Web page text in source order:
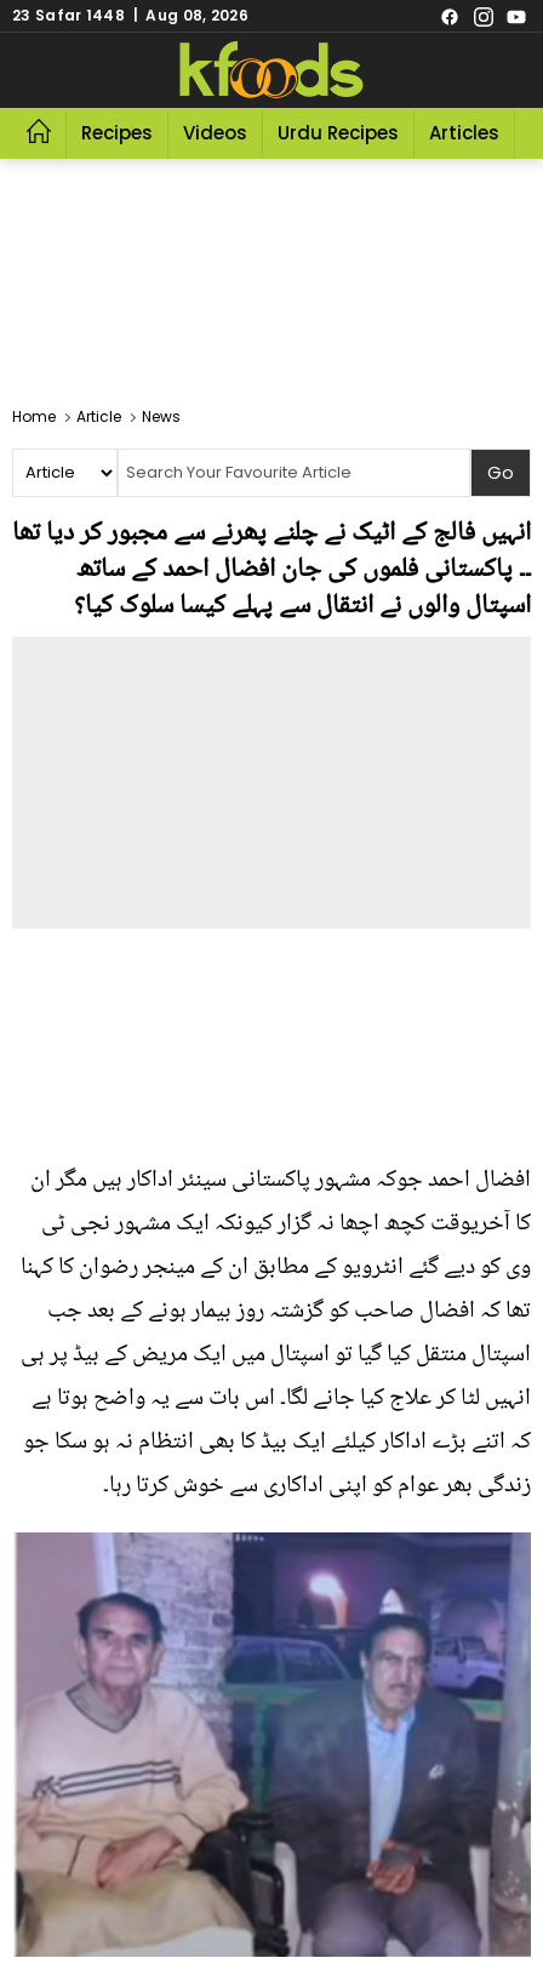
23 Safar 1448 | Aug 08, 2026
Recipes Videos Urdu Recipes Articles
Home Article News
انہیں فالج کے اٹیک نے چلنے پھرنے سے مجبور کر دیا تھا
۔۔ پاکستانی فلموں کی جان افضال احمد کے ساتھ
اسپتال والوں نے انتقال سے پہلے کیسا سلوک کیا؟
افضال احمد جوکہ مشہور پاکستانی سینئر اداکار ہیں مگر ان
کا آخریوقت کچھ اچھا نہ گزار کیونکہ ایک مشہور نجی ٹی
وی کو دیے گئے انٹرویو کے مطابق ان کے مینجر رضوان کا کہنا
تھا کہ افضال صاحب کو گزشتہ روز بیمار ہونے کے بعد جب
اسپتال منتقل کیا گیا تو اسپتال میں ایک مریض کے بیڈ پر ہی
انہیں لٹا کر علاج کیا جانے لگا۔ اس بات سے یہ واضح ہوتا ہے
کہ اتنے بڑے اداکار کیلئے ایک بیڈ کا بھی انتظام نہ ہو سکا جو
زندگی بھر عوام کو اپنی اداکاری سے خوش کرتا رہا۔